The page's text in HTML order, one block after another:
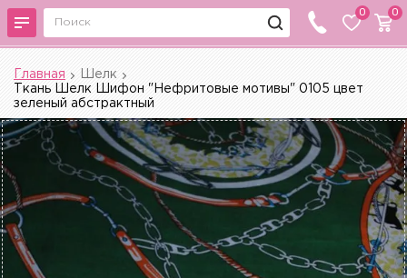
0 0
Главная
Шелк
Ткань Шелк Шифон "Нефритовые мотивы" 0105 цвет
зеленый абстрактный